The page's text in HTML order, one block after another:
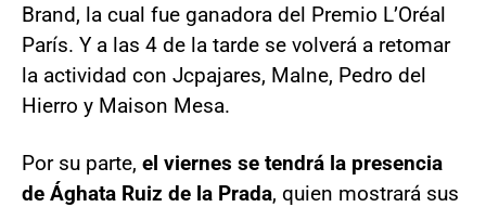
Brand, la cual fue ganadora del Premio L’Oréal
París. Y a las 4 de la tarde se volverá a retomar
la actividad con Jcpajares, Malne, Pedro del
Hierro y Maison Mesa.
Por su parte, el viernes se tendrá la presencia
de Ághata Ruiz de la Prada, quien mostrará sus